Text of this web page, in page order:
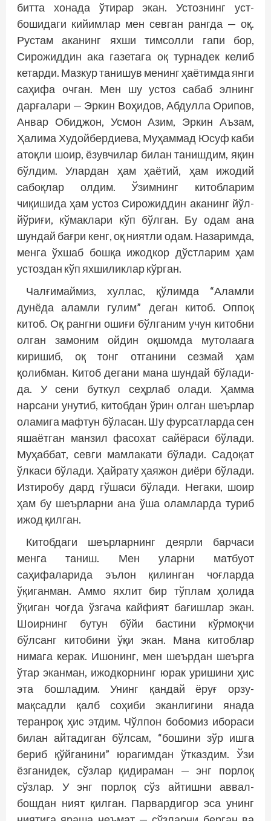
битта хонада ўтирар экан. Устоз­нинг уст-
бошидаги кийимлар мен севган рангда — оқ.
Рустам аканинг яхши тимсолли гапи бор,
Сирожиддин ака газетага оқ турнадек келиб
кетарди. Мазкур танишув менинг ҳаётимда янги
саҳифа очган. Мен шу устоз сабаб элнинг
дарғалари — Эркин Воҳидов, Абдулла Орипов,
Анвар Обиджон, Усмон Азим, Эркин Аъзам,
Ҳалима Худойбердиева, Муҳаммад Юсуф каби
атоқли шоир, ёзувчилар билан танишдим, яқин
бўлдим. Улардан ҳам ҳаётий, ҳам ижодий
сабоқлар олдим. Ўзимнинг китобларим
чиқишида ҳам устоз Сирожиддин аканинг йўл-
йўриғи, кўмаклари кўп бўлган. Бу одам ана
шундай бағри кенг, оқ ниятли одам. Назаримда,
менга ўхшаб бошқа ижодкор дўстларим ҳам
устоздан кўп яхшиликлар кўрган.
Чалғимаймиз, хуллас, қўлимда “Аламли
дунё­­да аламли гулим” деган китоб. Оппоқ
китоб. Оқ рангни ошиғи бўлганим учун китобни
олган замоним ойдин оқшомда мутолаага
киришиб, оқ тонг отганини сезмай ҳам
қолибман. Китоб дегани мана шундай бўлади-
да. У сени буткул сеҳрлаб олади. Ҳамма
нарсани унутиб, китобдан ўрин олган шеърлар
оламига мафтун бўласан. Шу фурсатларда сен
яшаётган манзил фасохат сайёраси бўлади.
Муҳаббат, севги мамлакати бўлади. Садоқат
ўлкаси бўлади. Ҳайрату ҳаяжон диёри бўлади.
Изтиробу дард гўшаси бўлади. Негаки, шоир
ҳам бу шеърларни ана ўша оламларда туриб
ижод қилган.
Китобдаги шеърларнинг деярли барчаси
менга таниш. Мен уларни матбуот
саҳифаларида эълон қилинган чоғларда
ўқиганман. Аммо яхлит бир тўплам ҳолида
ўқиган чоғда ўзгача кайфият бағишлар экан.
Шоирнинг бутун бўйи бастини кўрмоқчи
бўлсанг китобини ўқи экан. Мана китоб­лар
нимага керак. Ишонинг, мен шеър­дан шеърга
ўтар эканман, ижодкорнинг юрак уришини ҳис
эта бошладим. Унинг қандай ёруғ орзу-
мақсадли қалб соҳиби эканлигини янада
теранроқ ҳис этдим. Чўлпон бобомиз ибораси
билан айтадиган бўлсам, “бошини зўр ишга
бериб қўйганини” юрагимдан ўтказдим. Ўзи
ёзганидек, сўзлар қидираман — энг порлоқ
сўзлар. У энг порлоқ сўз айтишни аввал-
бошдан ният қилган. Парвардигор эса унинг